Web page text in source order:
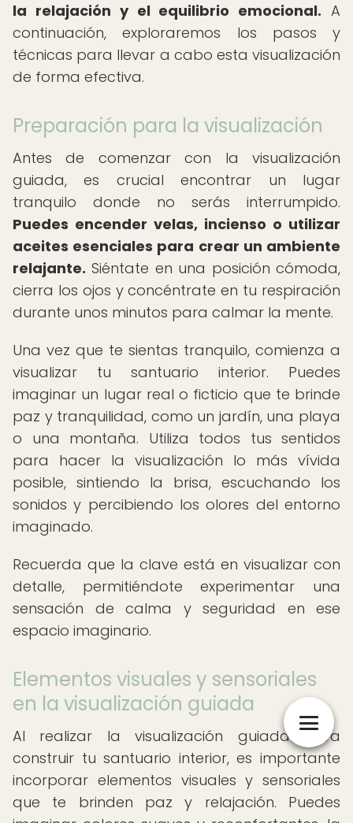
la relajación y el equilibrio emocional. A
continuación, exploraremos los pasos y
técnicas para llevar a cabo esta visualización
de forma efectiva.
Preparación para la visualización
Antes de comenzar con la visualización
guiada, es crucial encontrar un lugar
tranquilo donde no serás interrumpido.
Puedes encender velas, incienso o utilizar
aceites esenciales para crear un ambiente
relajante. Siéntate en una posición cómoda,
cierra los ojos y concéntrate en tu respiración
durante unos minutos para calmar la mente.
Una vez que te sientas tranquilo, comienza a
visualizar tu santuario interior. Puedes
imaginar un lugar real o ficticio que te brinde
paz y tranquilidad, como un jardín, una playa
o una montaña. Utiliza todos tus sentidos
para hacer la visualización lo más vívida
posible, sintiendo la brisa, escuchando los
sonidos y percibiendo los olores del entorno
imaginado.
Recuerda que la clave está en visualizar con
detalle, permitiéndote experimentar una
sensación de calma y seguridad en ese
espacio imaginario.
Elementos visuales y sensoriales
en la visualización guiada
Al realizar la visualización guiada para
construir tu santuario interior, es importante
incorporar elementos visuales y sensoriales
que te brinden paz y relajación. Puedes